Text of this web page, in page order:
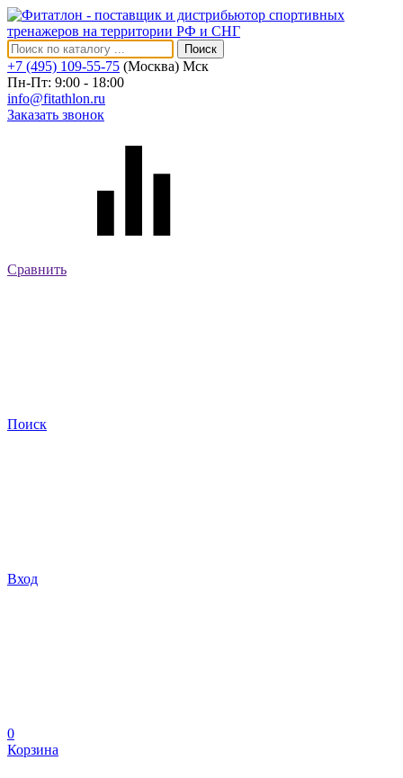
Поиск
+7 (495) 109-55-75 (Москва) Мск
Пн-Пт: 9:00 - 18:00
info@fitathlon.ru
Заказать звонок
Сравнить
Поиск
Вход
0
Корзина